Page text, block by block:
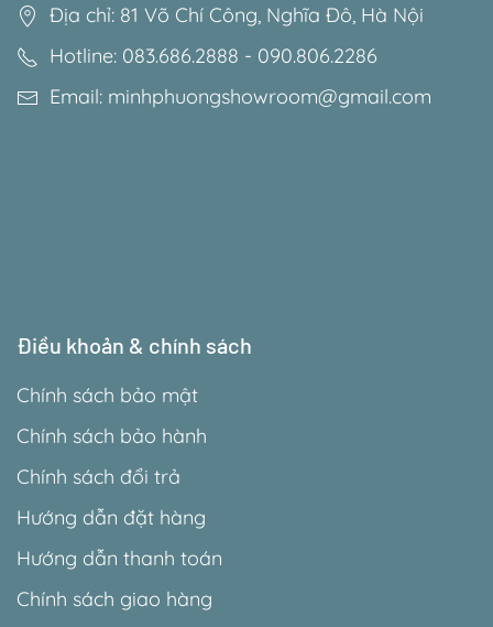
Địa chỉ: 81 Võ Chí Công, Nghĩa Đô, Hà Nội
Hotline: 083.686.2888 - 090.806.2286
Email: minhphuongshowroom@gmail.com
Điều khoản & chính sách
Chính sách bảo mật
Chính sách bảo hành
Chính sách đổi trả
Hướng dẫn đặt hàng
Hướng dẫn thanh toán
Chính sách giao hàng